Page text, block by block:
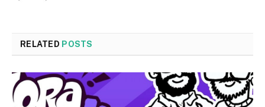
RELATED POSTS